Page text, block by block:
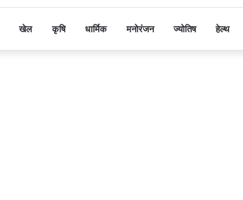
खेल कृषि धार्मिक मनोरंजन ज्योतिष हेल्थ